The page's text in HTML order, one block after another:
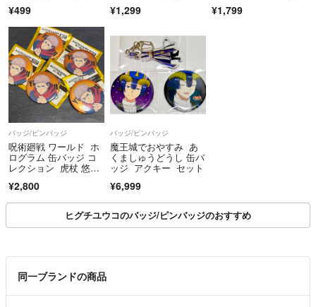
¥499 ¥1,299 ¥1,799
バッジ/ピンバッジ
呪術廻戦 ワールド ホ
ログラム 缶バッジ コ
レクション 虎杖 悠
¥2,800
バッジ/ピンバッジ
魔王城でおやすみ あ
くましゅうどうし 缶バ
ッジ アクキー セット
¥6,999
ヒグチユウコのバッジ/ピンバッジのおすすめ
同一ブランドの商品